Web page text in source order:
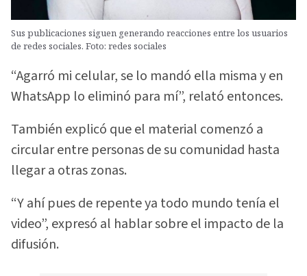
Sus publicaciones siguen generando reacciones entre los usuarios
de redes sociales. Foto: redes sociales
“Agarró mi celular, se lo mandó ella misma y en
WhatsApp lo eliminó para mí”, relató entonces.
También explicó que el material comenzó a
circular entre personas de su comunidad hasta
llegar a otras zonas.
“Y ahí pues de repente ya todo mundo tenía el
video”, expresó al hablar sobre el impacto de la
difusión.